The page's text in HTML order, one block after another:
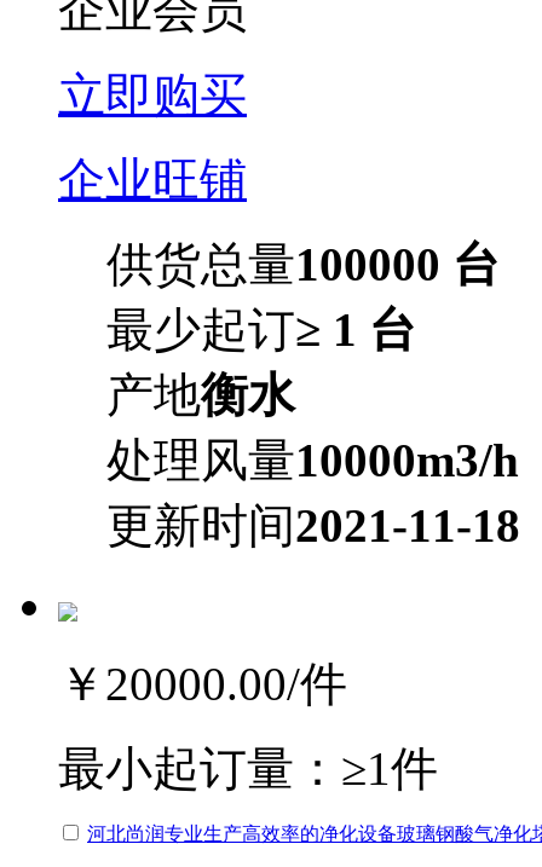
立即购买
企业旺铺
供货总量100000 台
最少起订≥ 1 台
产地衡水
处理风量10000m3/h
更新时间2021-11-18
￥20000.00/件
最小起订量： ≥1件
河北尚润专业生产高效率的净化设备玻璃钢酸气净化